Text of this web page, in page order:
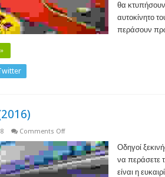
θα
αυτοκίνητο
περάσουν
Comments Offon
(2016)
Οδηγοί
να περάσετε
είναι η